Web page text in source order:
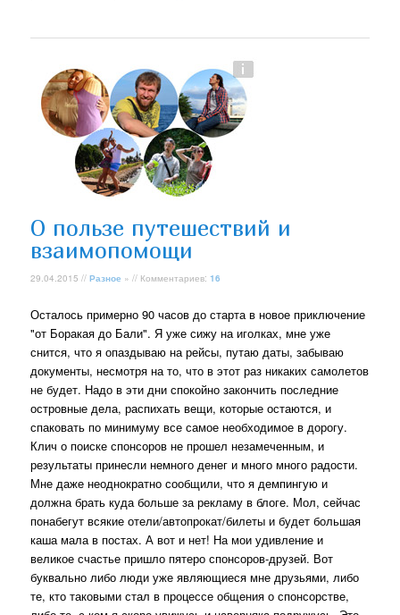
О пользе путешествий и
взаимопомощи
29.04.2015 //Разное » // Комментариев:16
Осталось примерно 90 часов до старта в новое приключение
"от Боракая до Бали". Я уже сижу на иголках, мне уже
снится, что я опаздываю на рейсы, путаю даты, забываю
документы, несмотря на то, что в этот раз никаких самолетов
не будет. Надо в эти дни спокойно закончить последние
островные дела, распихать вещи, которые остаются, и
спаковать по минимуму все самое необходимое в дорогу.
Клич о поиске спонсоров не прошел незамеченным, и
результаты принесли немного денег и много много радости.
Мне даже неоднократно сообщили, что я демпингую и
должна брать куда больше за рекламу в блоге. Мол, сейчас
понабегут всякие отели/автопрокат/билеты и будет большая
каша мала в постах. А вот и нет! На мои удивление и
великое счастье пришло пятеро спонсоров-друзей. Вот
буквально либо люди уже являющиеся мне друзьями, либо
те, кто таковыми стал в процессе общения о спонсорстве,